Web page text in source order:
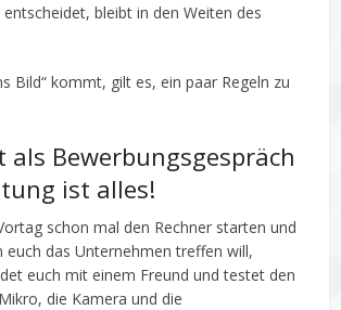
bleibt in den Weiten des
Bild“ kommt, gilt es, ein paar Regeln zu
als Bewerbungsgespräch
ist alles!
schon mal den Rechner starten und
euch das Unternehmen treffen will,
euch mit einem Freund und testet den
die Kamera und die